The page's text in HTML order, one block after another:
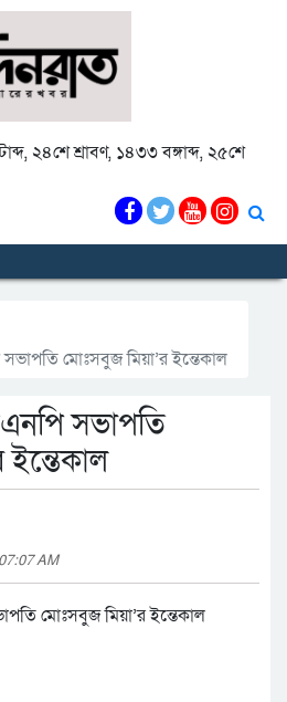
, ২৪শে শ্রাবণ, ১৪৩৩ বঙ্গাব্দ, ২৫শে
মোঃসবুজ মিয়া’র ইন্তেকাল
সভাপতি
AM